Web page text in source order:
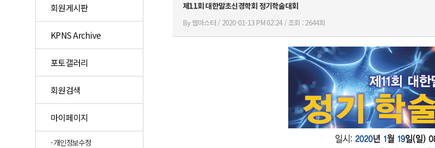
회원게시판
KPNS Archive
포토갤러리
회원검색
마이페이지
- 개인정보수정
제11회 대한말초신경학회 정기학술대회
By 웹마스터 / 2020-01-13 PM 02:24 / 조회 : 2644회